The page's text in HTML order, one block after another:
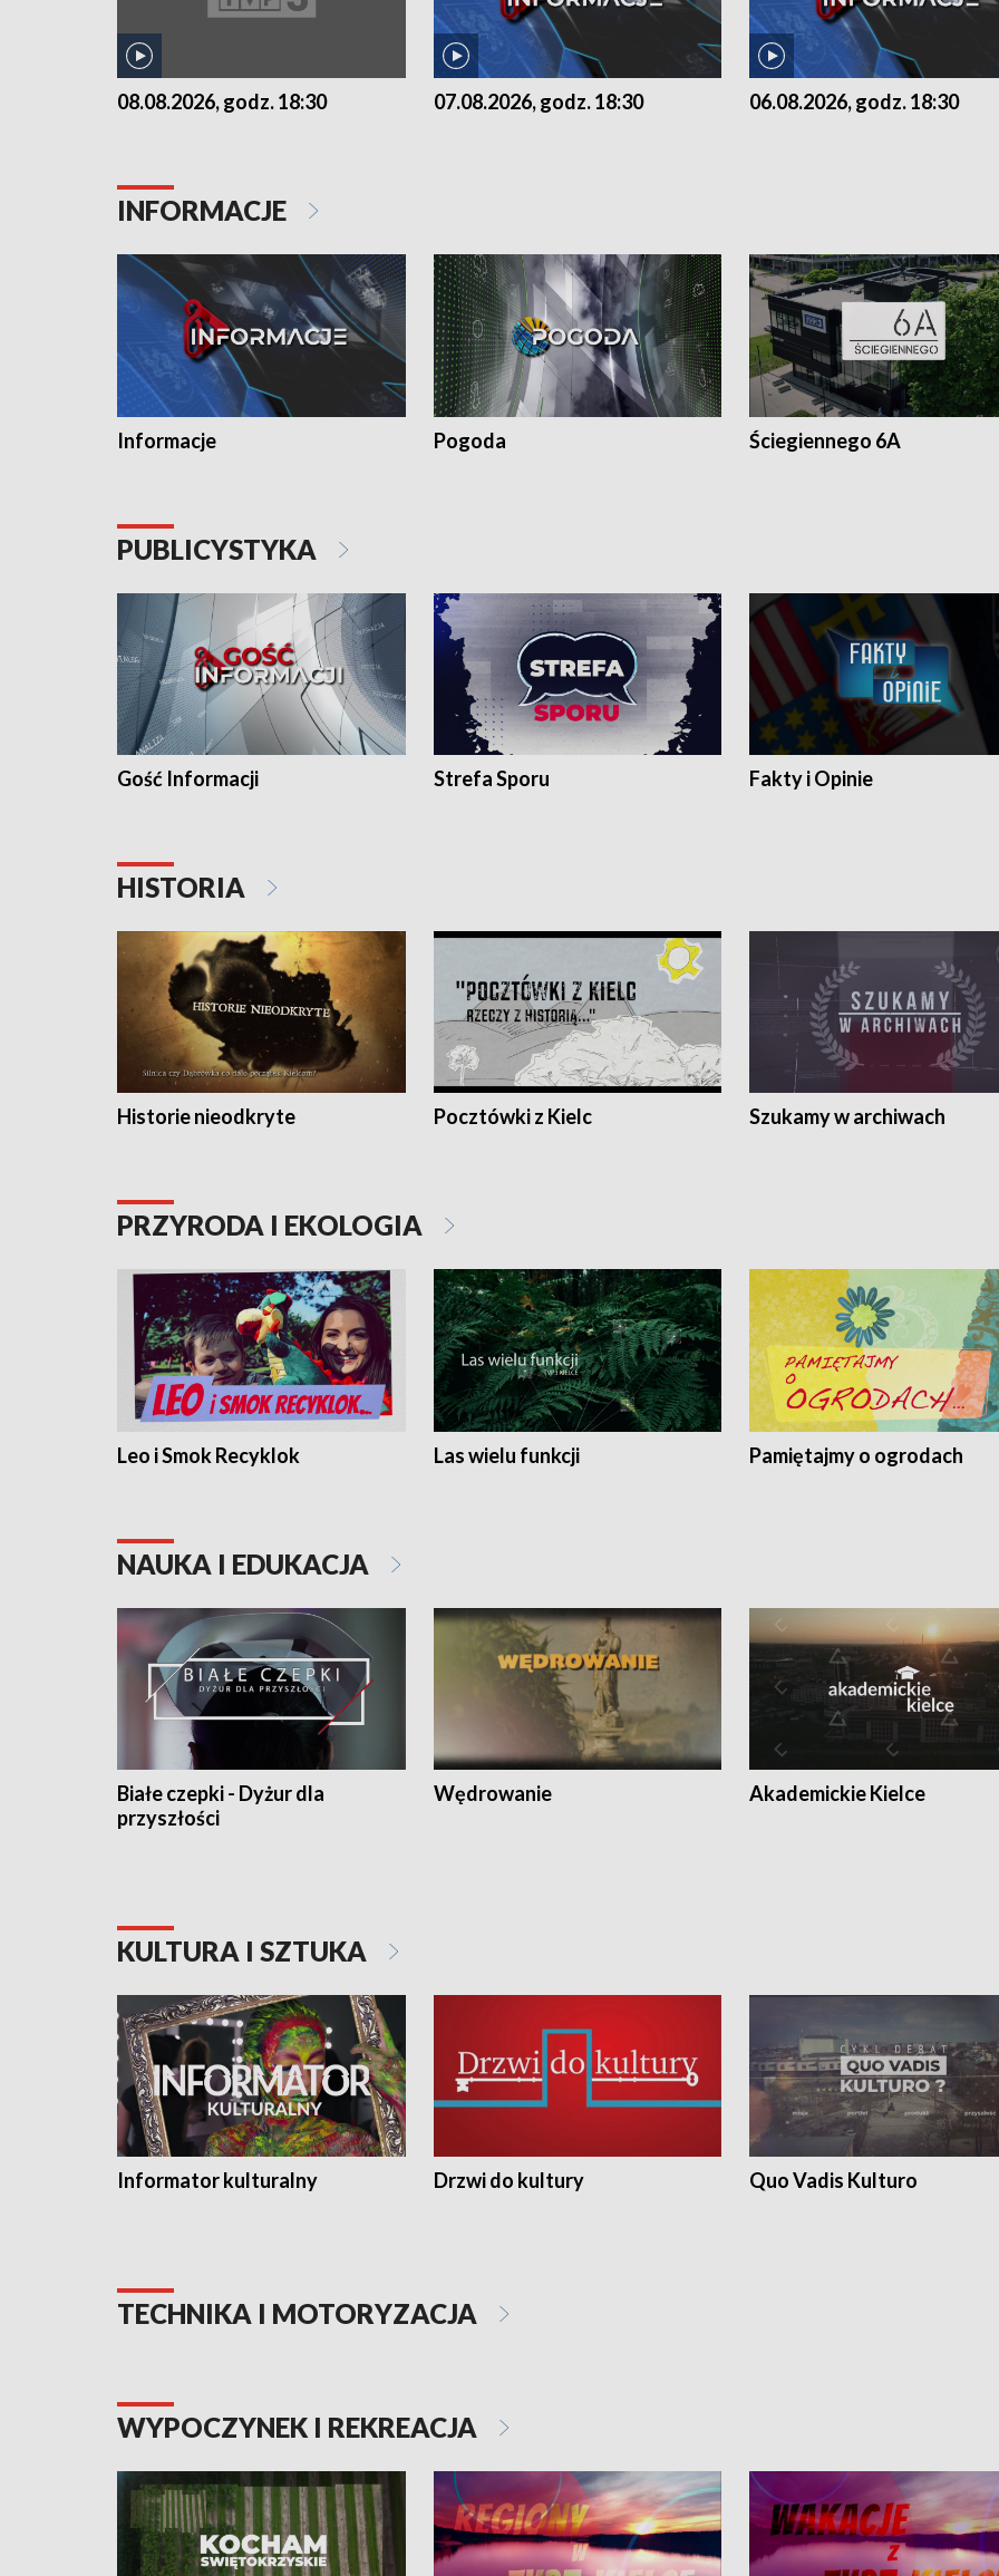
08.08.2026, godz. 18:30 07.08.2026, godz. 18:30 06.08.2026, godz. 18:30
INFORMACJE
Informacje Pogoda Ściegiennego 6A
PUBLICYSTYKA
Gość Informacji Strefa Sporu Fakty i Opinie
HISTORIA
Historie nieodkryte Pocztówki z Kielc Szukamy w archiwach
PRZYRODA I EKOLOGIA
Leo i Smok Recyklok Las wielu funkcji Pamiętajmy o ogrodach
NAUKA I EDUKACJA
Białe czepki - Dyżur dla
przyszłości
Wędrowanie Akademickie Kielce
KULTURA I SZTUKA
Informator kulturalny Drzwi do kultury Quo Vadis Kulturo
TECHNIKA I MOTORYZACJA
WYPOCZYNEK I REKREACJA